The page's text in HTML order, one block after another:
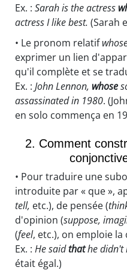
Ex. : Sarah is the actress
actress I like best. (Sarah
• Le pronom relatif
exprimer un lien
qu'il complète et se
Ex. : John Lennon, whose
assassinated in 1980.
en solo commença en
2. Comment
• Pour traduire une
introduite par « que »,
tell, etc.), de pensée (
d'opinion (suppose,
(feel, etc.), on emploie
Ex. : He saidthathe didn't
était égal.)